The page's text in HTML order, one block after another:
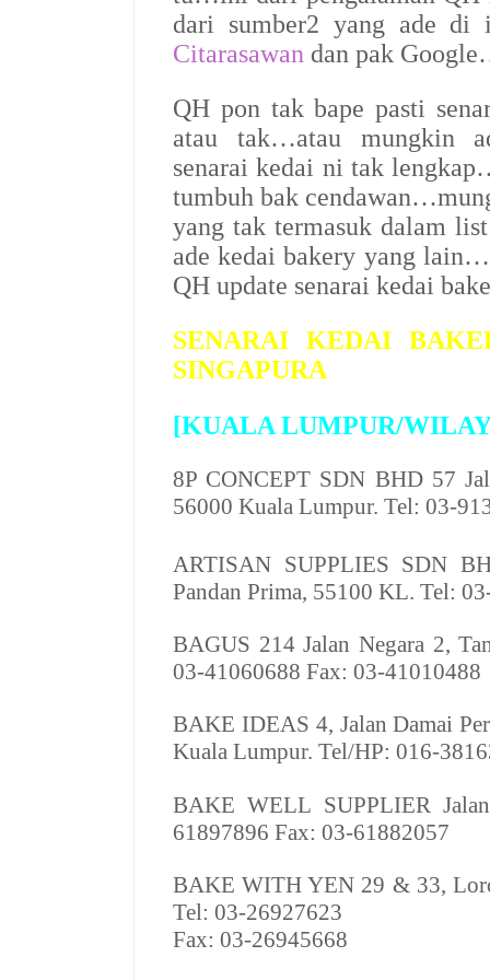
dari sumber2 yang ade
Citarasawan dan pak
QH pon tak bape pasti
atau tak…atau mungkin
senarai kedai ni tak
tumbuh bak
yang tak termasuk dalam
ade kedai bakery yang
QH update senarai kedai
SENARAI KEDAI
SINGAPURA
[KUALA LUMPUR/
8P CONCEPT SDN BHD57
56000 Kuala Lumpur. Tel: 03-
ARTISAN SUPPLIES SDN
Pandan Prima, 55100 KL. Tel:
BAGUS 214 Jalan Negara 2,
03-41060688 Fax: 03-41010488
BAKE IDEAS 4, Jalan Damai
Kuala Lumpur. Tel/HP: 016-
BAKE WELL SUPPLIER
61897896 Fax: 03-61882057
BAKE WITH YEN 29 & 33,
Tel: 03-26927623
Fax: 03-26945668